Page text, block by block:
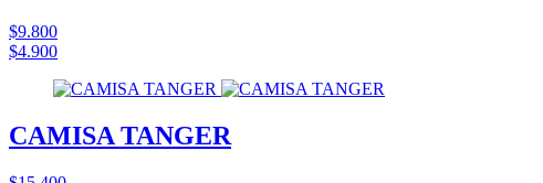
$9.800
$4.900
CAMISA TANGER